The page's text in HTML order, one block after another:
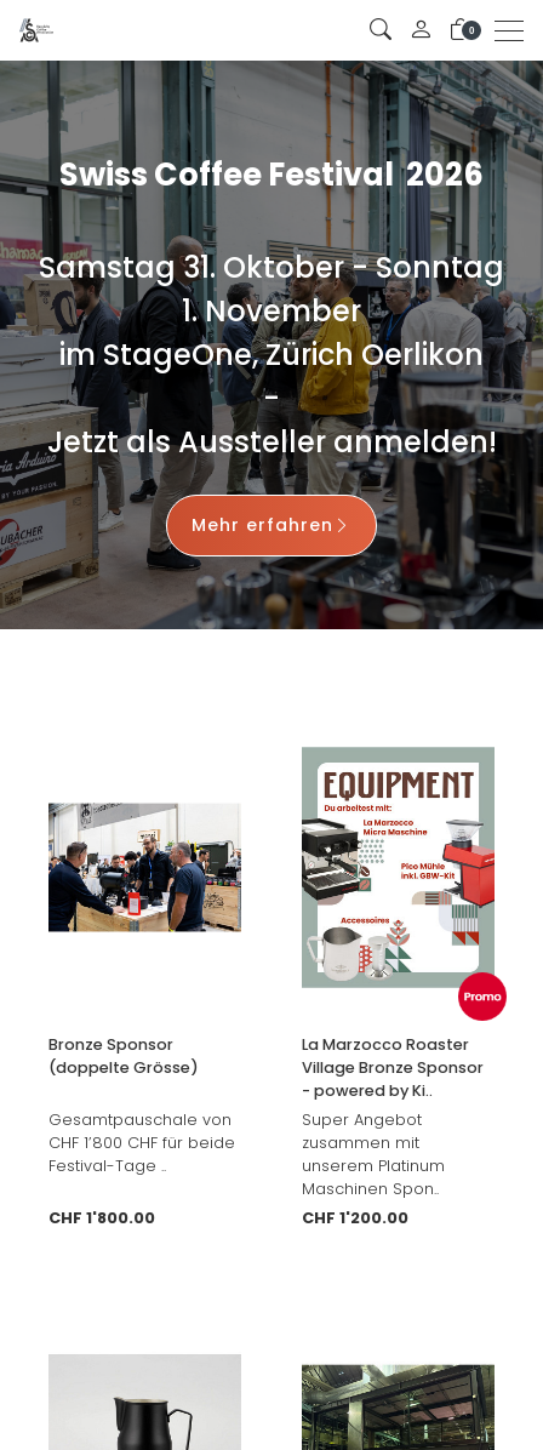
0
Swiss Coffee Festival 2026
Samstag 31. Oktober - Sonntag
1. November
im StageOne, Zürich Oerlikon
-
Jetzt als Aussteller anmelden!
Mehr erfahren
Bronze Sponsor
(doppelte Grösse)
Gesamtpauschale von
CHF 1’800 CHF für beide
Festival-Tage ..
CHF 1'800.00
La Marzocco Roaster
Village Bronze Sponsor
- powered by Ki..
Super Angebot
zusammen mit
unserem Platinum
Maschinen Spon..
CHF 1'200.00